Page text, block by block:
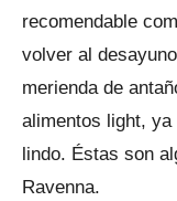
recomendable
volver al
merienda de
alimentos light, ya
lindo. Éstas son
Ravenna.